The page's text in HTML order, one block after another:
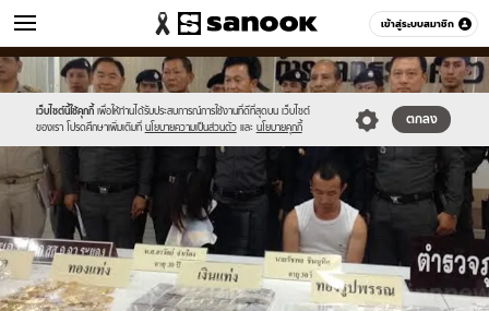
เข้าสู่ระบบสมาชิก
ข่าว หมวดอื่นๆ
เว็บไซต์นี้ใช้คุกกี้ เพื่อให้ท่านได้รับประสบการณ์การใช้งานที่ดีที่สุดบน เว็บไซต์
ของเรา โปรดศึกษาเพิ่มเติมที่ นโยบายความเป็นส่วนตัว และ นโยบายคุกกี้
ตกลง
Sanook
//s.isanook.com/sr/0/images/logo-
new-
sanook.png
600
60
//s.isanook.com/ns/0/ud/362/1812818/625076-
01.jpg